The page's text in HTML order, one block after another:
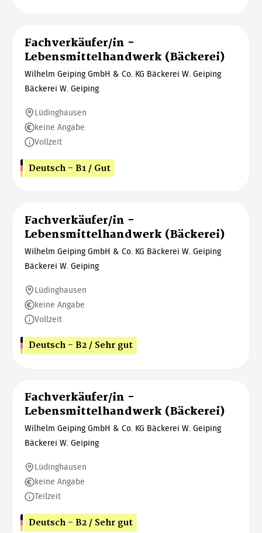
Fachverkäufer/in -
Lebensmittelhandwerk (Bäckerei)
Wilhelm Geiping GmbH & Co. KG Bäckerei W. Geiping
Bäckerei W. Geiping
Lüdinghausen
keine Angabe
Vollzeit
Deutsch - B1 / Gut
Fachverkäufer/in -
Lebensmittelhandwerk (Bäckerei)
Wilhelm Geiping GmbH & Co. KG Bäckerei W. Geiping
Bäckerei W. Geiping
Lüdinghausen
keine Angabe
Vollzeit
Deutsch - B2 / Sehr gut
Fachverkäufer/in -
Lebensmittelhandwerk (Bäckerei)
Wilhelm Geiping GmbH & Co. KG Bäckerei W. Geiping
Bäckerei W. Geiping
Lüdinghausen
keine Angabe
Teilzeit
Deutsch - B2 / Sehr gut